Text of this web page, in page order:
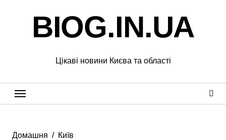
BIOG.IN.UA
Цікаві новини Києва та області
Домашня
Київ